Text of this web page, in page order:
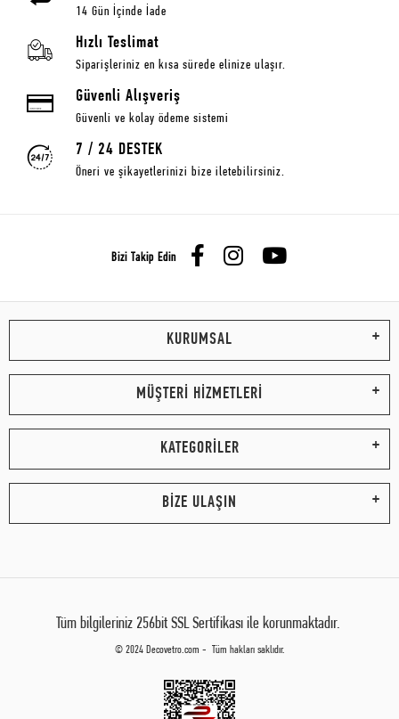
14 Gün İçinde İade
Hızlı Teslimat
Siparişleriniz en kısa sürede elinize ulaşır.
Güvenli Alışveriş
Güvenli ve kolay ödeme sistemi
7 / 24 DESTEK
Öneri ve şikayetlerinizi bize iletebilirsiniz.
Bizi Takip Edin
KURUMSAL
MÜŞTERİ HİZMETLERİ
KATEGORİLER
BİZE ULAŞIN
Tüm bilgileriniz 256bit SSL Sertifikası ile korunmaktadır.
© 2024 Decovetro.com - Tüm hakları saklıdır.